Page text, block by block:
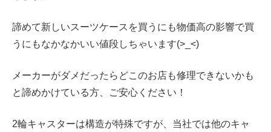
諦めて新しいスーツケースを買うにも物価高の影響で買
うにもなかなかいい値段しちゃいます(>_<)
メーカーがダメだったらどこのお店も修理できないかも
と諦めかけている方、ご安心ください！
2輪キャスターは構造が特殊ですが、当社では他のキャ